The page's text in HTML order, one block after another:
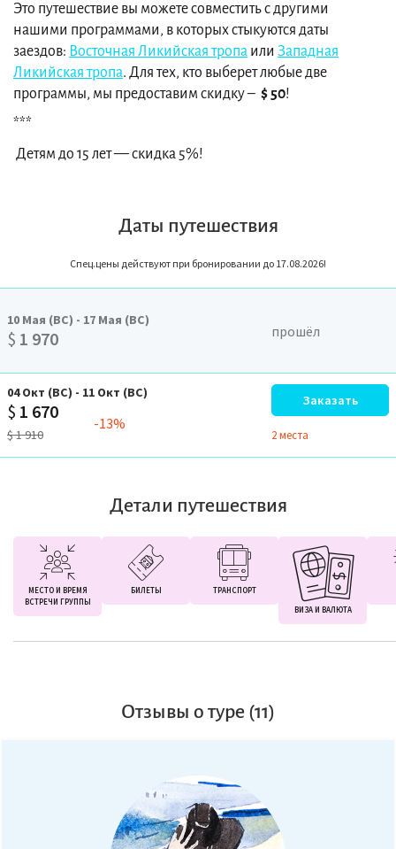
Это путешествие вы можете совместить с другими
нашими программами, в которых стыкуются даты
заездов: Восточная Ликийская тропа или Западная
Ликийская тропа. Для тех, кто выберет любые две
программы, мы предоставим скидку ‒ $ 50!
***
Детям до 15 лет — скидка 5%!
Даты путешествия
Спец.цены действуют при бронировании до 17.08.2026!
10 Мая (ВС) - 17 Мая (ВС)
$ 1 970 прошёл
04 Окт (ВС) - 11 Окт (ВС)
$1 910
$ 1 670
-13%
Заказать
2 местa
Детали путешествия
МЕСТО И ВРЕМЯ
ВСТРЕЧИ ГРУППЫ
БИЛЕТЫ
ТРАНСПОРТ
ВИЗА И ВАЛЮТА
Отзывы о туре (11)